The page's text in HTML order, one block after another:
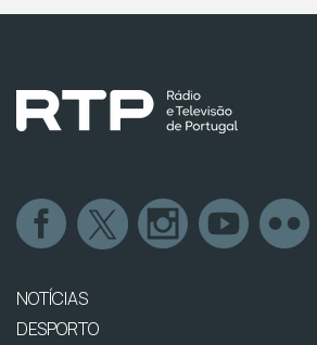
NOTÍCIAS
DESPORTO